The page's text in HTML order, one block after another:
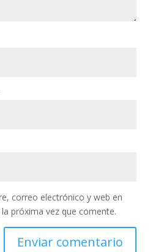
correo electrónico y web en
próxima vez que comente.